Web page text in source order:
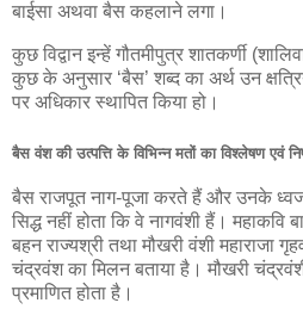
बाईसा अथवा बैस कहलाने लगा।
कुछ विद्वान इन्हें गौतमीपुत्र शातकर्णी
कुछ के अनुसार ‘बैस’ शब्द का अर्थ उन
पर अधिकार स्थापित किया हो।
बैस वंश की उत्पत्ति के विभिन्न मतों का विश्लेषण एवं
बैस राजपूत नाग-पूजा करते हैं और उनके
सिद्ध नहीं होता कि वे नागवंशी हैं। महाकवि
बहन राज्यश्री तथा मौखरी वंशी महाराजा
चंद्रवंश का मिलन बताया है। मौखरी
प्रमाणित होता है।